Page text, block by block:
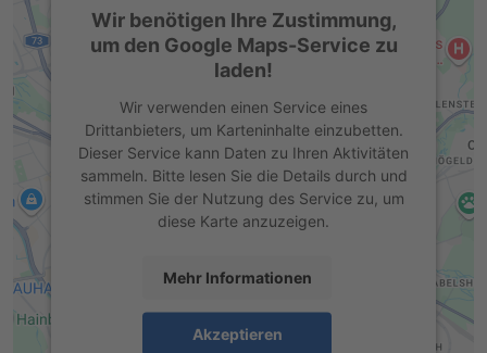
Wir benötigen Ihre Zustimmung,
um den Google Maps-Service zu
laden!
Wir verwenden einen Service eines
Drittanbieters, um Karteninhalte einzubetten.
Dieser Service kann Daten zu Ihren Aktivitäten
sammeln. Bitte lesen Sie die Details durch und
stimmen Sie der Nutzung des Service zu, um
diese Karte anzuzeigen.
Mehr Informationen
Akzeptieren